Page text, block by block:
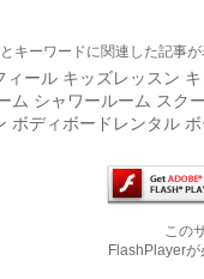
キーワードに関連した記事
ィール キッズレッスン
ム シャワールーム スク
ボディボードレンタル
この
FlashPlayer